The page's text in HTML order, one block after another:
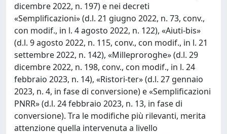
dicembre 2022, n. 197) e nei decreti
«Semplificazioni» (d.l. 21 giugno 2022, n. 73, conv.,
con modif., in l. 4 agosto 2022, n. 122), «Aiuti-bis»
(d.l. 9 agosto 2022, n. 115, conv., con modif., in l. 21
settembre 2022, n. 142), «Milleproroghe» (d.l. 29
dicembre 2022, n. 198, conv., con modif., in l. 24
febbraio 2023, n. 14), «Ristori-ter» (d.l. 27 gennaio
2023, n. 4, in fase di conversione) e «Semplificazioni
PNRR» (d.l. 24 febbraio 2023, n. 13, in fase di
conversione). Tra le modifiche più rilevanti, merita
attenzione quella intervenuta a livello